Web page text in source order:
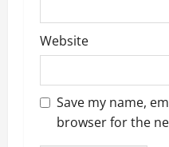
Website
Save my name,
browser for the